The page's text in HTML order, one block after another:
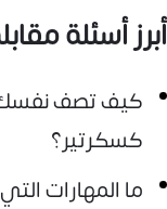
أبرز أسئلة
كيف تصف نفسك
كسكرتير؟
ما المهارات